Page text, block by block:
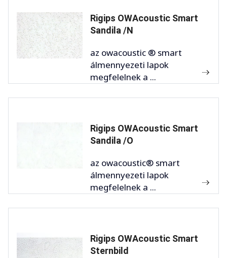
Rigips OWAcoustic Smart
Sandila /N
az owacoustic ® smart
álmennyezeti lapok
megfelelnek a ...
Rigips OWAcoustic Smart
Sandila /O
az owacoustic® smart
álmennyezeti lapok
megfelelnek a ...
Rigips OWAcoustic Smart
Sternbild